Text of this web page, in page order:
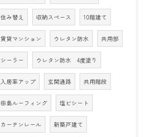
住み替え 収納スペース 10階建て
賃貸マンション ウレタン防水 共用部
シーラー ウレタン防水 4度塗り
入居率アップ 玄関通路 共用階段
田島ルーフィング 塩ビシート
カーテンレール 新築戸建て